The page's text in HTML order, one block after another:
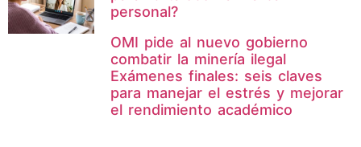
personal?
OMI pide al nuevo gobierno
combatir la minería ilegal
Exámenes finales: seis claves
para manejar el estrés y mejorar
el rendimiento académico